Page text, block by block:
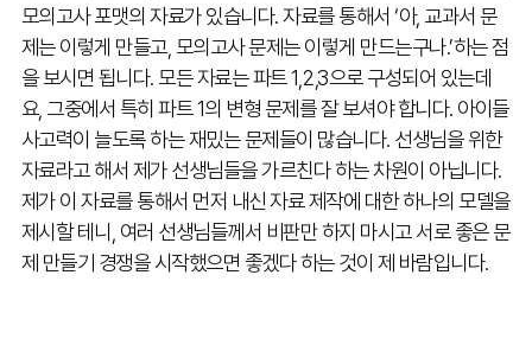
모의고사 포맷의 자료가 있습니다. 자료를 통해서 ‘아, 교과서 문
제는 이렇게 만들고, 모의고사 문제는 이렇게 만드는구나.’하는 점
을 보시면 됩니다. 모든 자료는 파트 1,2,3으로 구성되어 있는데
요, 그중에서 특히 파트 1의 변형 문제를 잘 보셔야 합니다. 아이들
사고력이 늘도록 하는 재밌는 문제들이 많습니다. 선생님을 위한
자료라고 해서 제가 선생님들을 가르친다 하는 차원이 아닙니다.
제가 이 자료를 통해서 먼저 내신 자료 제작에 대한 하나의 모델을
제시할 테니, 여러 선생님들께서 비판만 하지 마시고 서로 좋은 문
제 만들기 경쟁을 시작했으면 좋겠다 하는 것이 제 바람입니다.